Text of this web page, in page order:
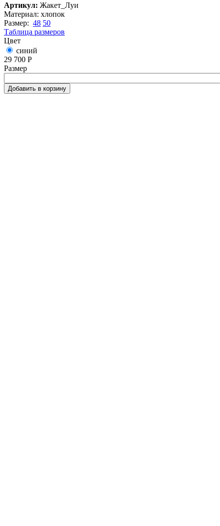
Артикул: Жакет_Луи
Материал: хлопок
Размер: 48 50
Таблица размеров
Цвет
синий
29 700 Р
Размер